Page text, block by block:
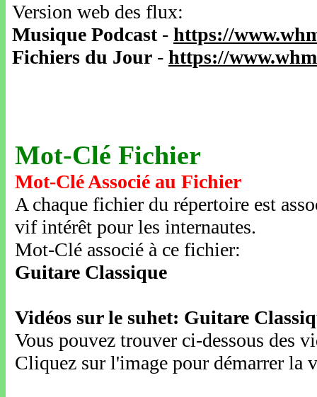
Version web des flux:
Musique Podcast- https://
Fichiers du Jour - https://
Mot-Clé Fichier
Mot-Clé Associé au Fichier
A chaque fichier du répertoire est
vif intérêt pour les internautes.
Mot-Clé associé à ce fichier:
Guitare Classique
Vidéos sur le suhet: Guitare
Vous pouvez trouver ci-dessous des
Cliquez sur l'image pour démarrer la